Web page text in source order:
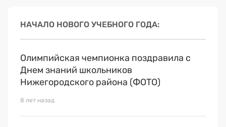
НАЧАЛО НОВОГО УЧЕБНОГО ГОДА
Олимпийская чемпионка поздравила с
Днем знаний школьников
Нижегородского района (ФОТО)
8 лет назад